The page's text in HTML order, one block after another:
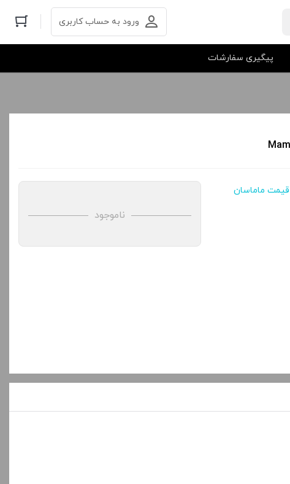
ورود به حساب کاربری
پیگیری سفارشات
ناموجود